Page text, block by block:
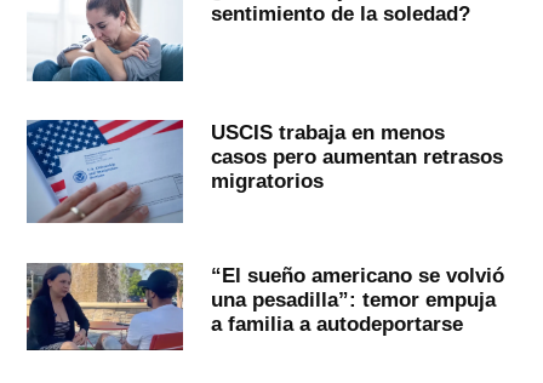
sentimiento de la soledad?
USCIS trabaja en menos
casos pero aumentan retrasos
migratorios
“El sueño americano se volvió
una pesadilla”: temor empuja
a familia a autodeportarse